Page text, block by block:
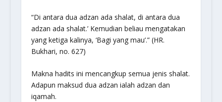
“Di antara dua adzan ada shalat, di antara dua
adzan ada shalat.’ Kemudian beliau mengatakan
yang ketiga kalinya, ‘Bagi yang mau’.” (HR.
Bukhari, no. 627)
Makna hadits ini mencangkup semua jenis shalat.
Adapun maksud dua adzan ialah adzan dan
iqamah.